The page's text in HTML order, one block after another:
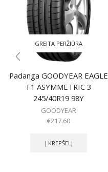
GREITA PERŽIŪRA
Padanga GOODYEAR EAGLE
F1 ASYMMETRIC 3
245/40R19 98Y
GOODYEAR
€217.60
Į KREPŠELĮ